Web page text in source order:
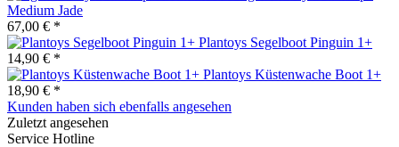
Medium Jade
67,00 € *
Plantoys Segelboot Pinguin 1+
14,90 € *
Plantoys Küstenwache Boot 1+
18,90 € *
Kunden haben sich ebenfalls angesehen
Zuletzt angesehen
Service Hotline